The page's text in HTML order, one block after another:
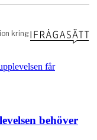
behöver